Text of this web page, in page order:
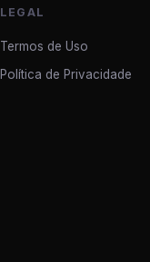
LEGAL
Termos de Uso
Política de Privacidade